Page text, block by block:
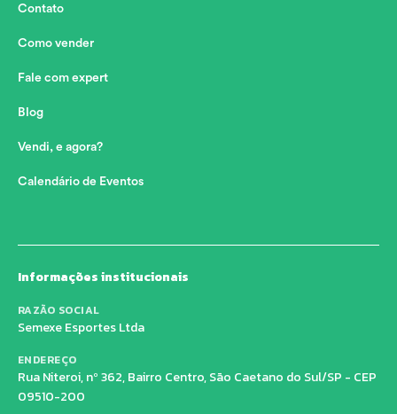
Contato
Como vender
Fale com expert
Blog
Vendi, e agora?
Calendário de Eventos
Informações institucionais
RAZÃO SOCIAL
Semexe Esportes Ltda
ENDEREÇO
Rua Niteroi, nº 362, Bairro Centro, São Caetano do Sul/SP - CEP
09510-200